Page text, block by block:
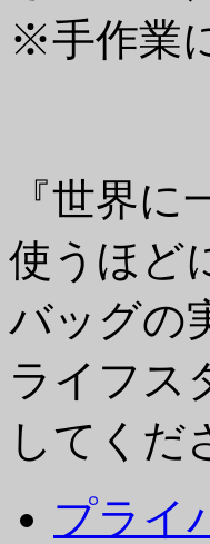
※手作業
『世界
使うほど
バッグの
ライフス
してくだ
プライ